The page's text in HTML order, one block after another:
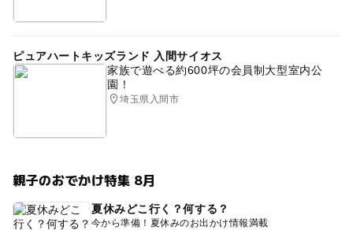
ピュアハートキッズランド 入間サイオス
家族で遊べる約600坪の会員制大型室内公
園！
埼玉県入間市
親子のおでかけ特集 8月
夏休みどこ行く？何する？
今から準備！夏休みのお出かけ情報満載